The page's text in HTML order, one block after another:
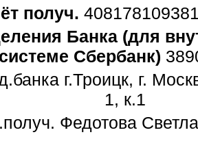
получ.
Банка (для
Сбербанк)
г.Троицк, г.
1, к.1
Федотова